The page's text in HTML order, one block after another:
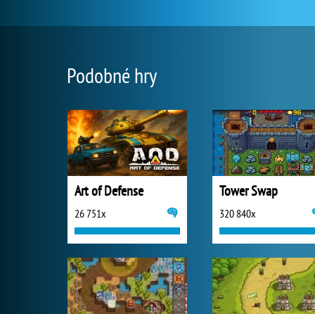
Podobné hry
Art of Defense
26 751x
Tower Swap
320 840x